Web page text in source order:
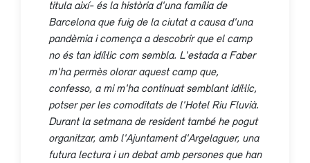
titula així- és la història d'una família de
Barcelona que fuig de la ciutat a causa d'una
pandèmia i comença a descobrir que el camp
no és tan idíl·lic com sembla. L'estada a Faber
m'ha permès olorar aquest camp que,
confesso, a mi m'ha continuat semblant idíl·lic,
potser per les comoditats de l'Hotel Riu Fluvià.
Durant la setmana de resident també he pogut
organitzar, amb l'Ajuntament d'Argelaguer, una
futura lectura i un debat amb persones que han